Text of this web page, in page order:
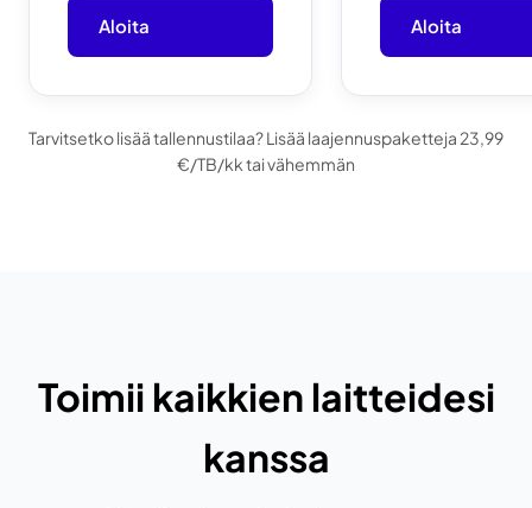
Aloita Aloita
Tarvitsetko lisää tallennustilaa? Lisää laajennuspaketteja 23,99
€/TB/kk tai vähemmän
Toimii kaikkien laitteidesi
kanssa